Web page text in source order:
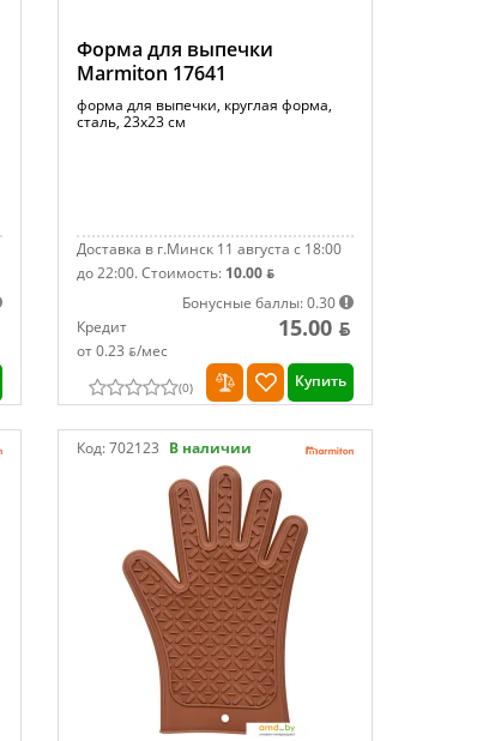
Форма для выпечки
Marmiton 17641
форма для выпечки, круглая форма,
сталь, 23x23 см
Доставка в г.Минск 11 августа с 18:00
до 22:00.Стоимость: 10.00 ƃ
Бонусные баллы: 0.30
Кредит
от 0.23 ƃ/мec
15.00 ƃ
(0) Купить
Код:702123 В наличии